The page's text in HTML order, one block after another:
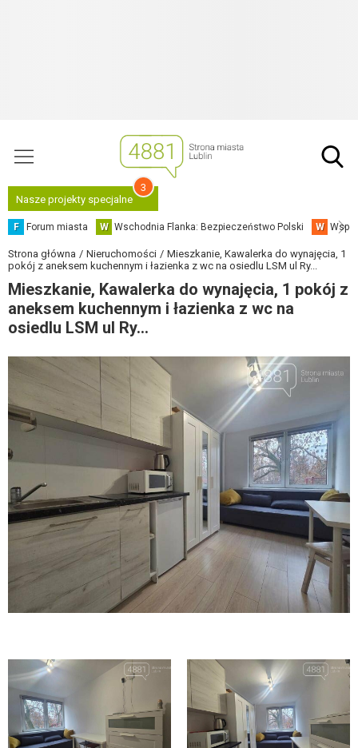
Nasze projekty specjalne
3
F Forum miasta W Wschodnia Flanka: Bezpieczeństwo Polski W
Strona główna Nieruchomości
Mieszkanie, Kawalerka do wynajęcia, 1
pokój z aneksem kuchennym i łazienka z wc na osiedlu LSM ul Ry...
Mieszkanie, Kawalerka do wynajęcia, 1 pokój z
aneksem kuchennym i łazienka z wc na
osiedlu LSM ul Ry...